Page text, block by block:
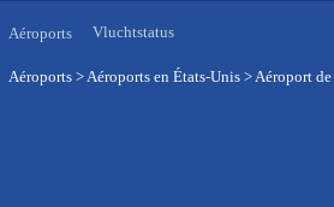
Aéroports Vluchtstatus
Aéroports >Aéroports en États-Unis >Aéroport